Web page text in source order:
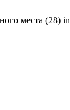
места (28) in